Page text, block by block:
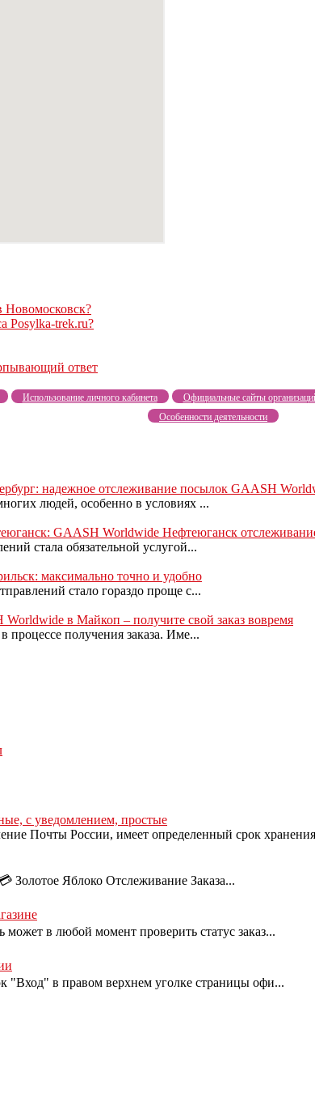
Новомосковск?
Posylka-trek.ru?
ответ
Использование личного кабинета Официальные сайты
Особенности деятельности
надежное отслеживание посылок GAASH
людей, особенно в условиях ...
GAASH Worldwide Нефтеюганск
стала обязательной услугой...
максимально точно и удобно
стало гораздо проще с...
в Майкоп – получите свой заказ вовремя
процессе получения заказа. Име...
с уведомлением, простые
Почты России, имеет определенный срок
Золотое Яблоко Отслеживание Заказа...
в любой момент проверить статус заказ...
"Вход" в правом верхнем уголке страницы офи...